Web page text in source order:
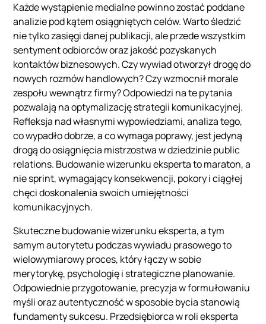
Każde wystąpienie medialne powinno zostać poddane
analizie pod kątem osiągniętych celów. Warto śledzić
nie tylko zasięgi danej publikacji, ale przede wszystkim
sentyment odbiorców oraz jakość pozyskanych
kontaktów biznesowych. Czy wywiad otworzył drogę do
nowych rozmów handlowych? Czy wzmocnił morale
zespołu wewnątrz firmy? Odpowiedzi na te pytania
pozwalają na optymalizację strategii komunikacyjnej.
Refleksja nad własnymi wypowiedziami, analiza tego,
co wypadło dobrze, a co wymaga poprawy, jest jedyną
drogą do osiągnięcia mistrzostwa w dziedzinie public
relations. Budowanie wizerunku eksperta to maraton, a
nie sprint, wymagający konsekwencji, pokory i ciągłej
chęci doskonalenia swoich umiejętności
komunikacyjnych.
Skuteczne budowanie wizerunku eksperta, a tym
samym autorytetu podczas wywiadu prasowego to
wielowymiarowy proces, który łączy w sobie
merytorykę, psychologię i strategiczne planowanie.
Odpowiednie przygotowanie, precyzja w formułowaniu
myśli oraz autentyczność w sposobie bycia stanowią
fundamenty sukcesu. Przedsiębiorca w roli eksperta